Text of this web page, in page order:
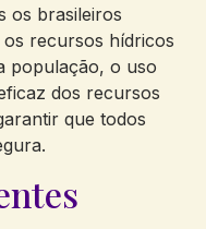
os brasileiros
recursos hídricos
população, o uso
dos recursos
que todos